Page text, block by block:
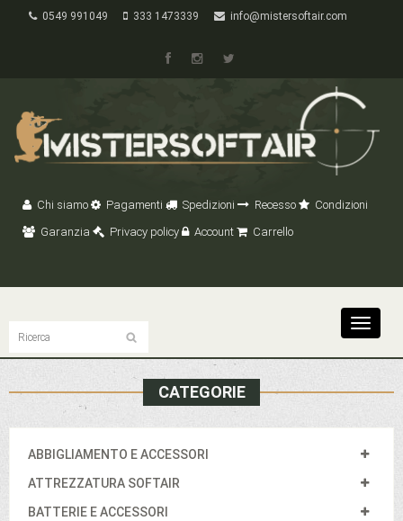
0549 991049 333 1473339 info@mistersoftair.com
Chi siamo Pagamenti Spedizioni Recesso
Condizioni
Garanzia
Privacy policy Account Carrello
Toggle
CATEGORIE
ABBIGLIAMENTO E ACCESSORI
ATTREZZATURA SOFTAIR
BATTERIE E ACCESSORI